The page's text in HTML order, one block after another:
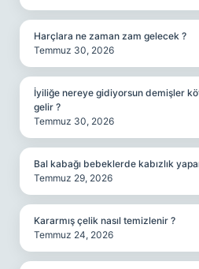
Harçlara ne zaman zam gelecek ?
Temmuz 30, 2026
İyiliğe nereye gidiyorsun demişler
gelir ?
Temmuz 30, 2026
Bal kabağı bebeklerde kabızlık
Temmuz 29, 2026
Kararmış çelik nasıl temizlenir ?
Temmuz 24, 2026